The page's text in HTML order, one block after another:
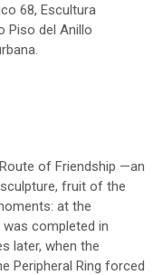
68, Escultura
Piso del Anillo
of Friendship —an
fruit of the
at the
completed in
later, when the
Peripheral Ring forced